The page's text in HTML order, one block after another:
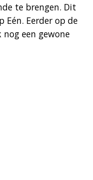
te brengen. Dit
Eén. Eerder op de
een gewone